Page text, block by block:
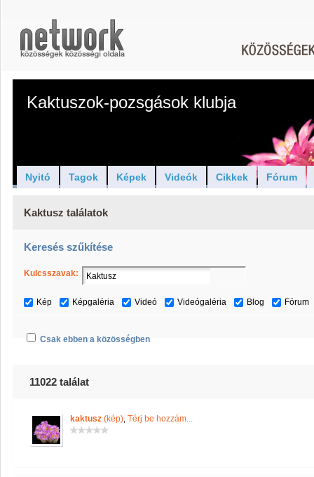
Kaktuszok-pozsgások klubja
Nyitó Tagok Képek Videók Cikkek Fórum
Kaktusz találatok
Keresés szűkítése
Kulcsszavak:
Kép Képgaléria Videó Videógaléria Blog Fórum
Csak ebben a közösségben
11022 találat
kaktusz (kép), Térj be hozzám...